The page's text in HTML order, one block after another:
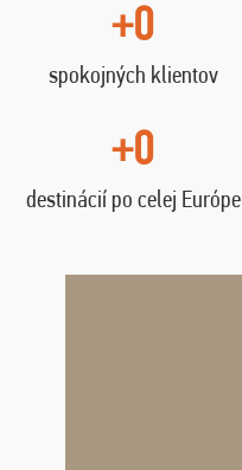
+0
spokojných klientov
+0
destinácií po celej Európe